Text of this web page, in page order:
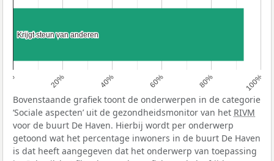
0% 20% 40% 60% 80% 100%
Krijgt steun van anderen
Krijgt steun van anderen
Bovenstaande grafiek toont de onderwerpen in de categorie
‘Sociale aspecten’ uit de gezondheidsmonitor van het RIVM
voor de buurt De Haven. Hierbij wordt per onderwerp
getoond wat het percentage inwoners in de buurt De Haven
is dat heeft aangegeven dat het onderwerp van toepassing